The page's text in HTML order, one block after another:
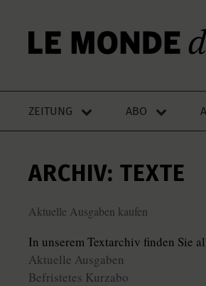
ZEITUNG ABO
ARCHIV: TEXTE
Aktuelle Ausgaben kaufen
In unserem Textarchiv finden Sie
Aktuelle Ausgaben
Befristetes Kurzabo